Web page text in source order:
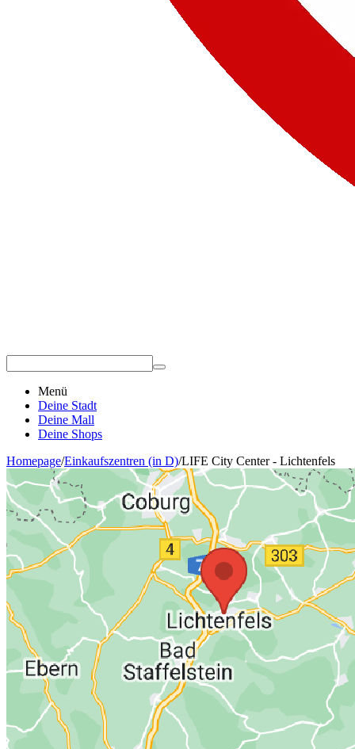
Menü
Deine Stadt
Deine Mall
Deine Shops
Homepage/Einkaufszentren (in D)/LIFE City Center - Lichtenfels